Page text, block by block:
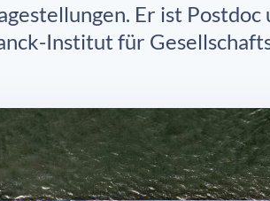
Er ist
Institut für